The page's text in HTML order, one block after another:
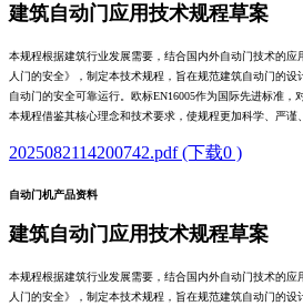
建筑自动门应用技术规程草案
本规程根据建筑行业发展需要，结合国内外自动门技术的应
人门的安全》，制定本技术规程，旨在规范建筑自动门的
自动门的安全可靠运行。欧标EN16005作为国际先进标准，
本规程借鉴其核心理念和技术要求，使规程更加科学、严谨
2025082114200742.pdf (下载0 )
自动门机产品资料
建筑自动门应用技术规程草案
本规程根据建筑行业发展需要，结合国内外自动门技术的应
人门的安全》，制定本技术规程，旨在规范建筑自动门的